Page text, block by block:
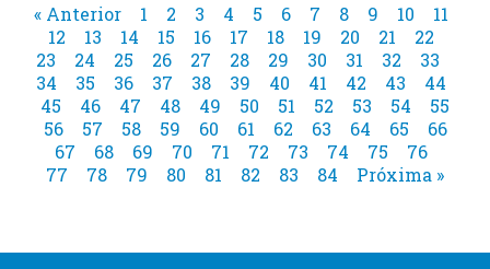
« Anterior 1 2 3 4 5 6 7 8 9 10
11
12
13 14 15 16 17 18 19 20 21
22
23
24 25 26 27 28 29 30 31 32
33
34
35 36 37 38 39 40 41 42 43
44
45
46 47 48 49 50 51 52 53 54
55
56
57 58 59 60 61 62 63 64 65
66
67
68 69 70 71 72 73 74 75
76
77
78 79 80 81 82 83 84 Próxima »